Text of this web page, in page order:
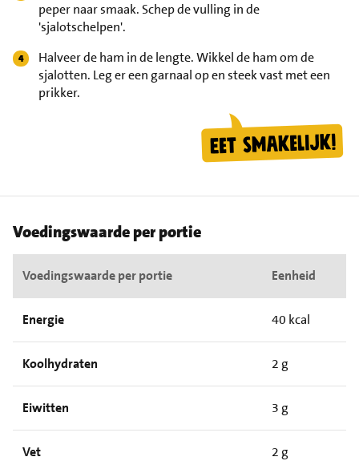
peper naar smaak. Schep de vulling in de
'sjalotschelpen'.
Halveer de ham in de lengte. Wikkel de ham om de
sjalotten. Leg er een garnaal op en steek vast met een
prikker.
Voedingswaarde per portie
Voedingswaarde per portie Eenheid
Energie 40 kcal
Koolhydraten 2 g
Eiwitten 3 g
Vet 2 g